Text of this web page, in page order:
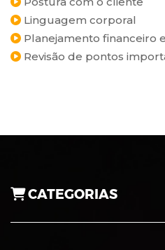
Linguagem corporal
Planejamento financeiro
Revisão de pontos
CATEGORIAS